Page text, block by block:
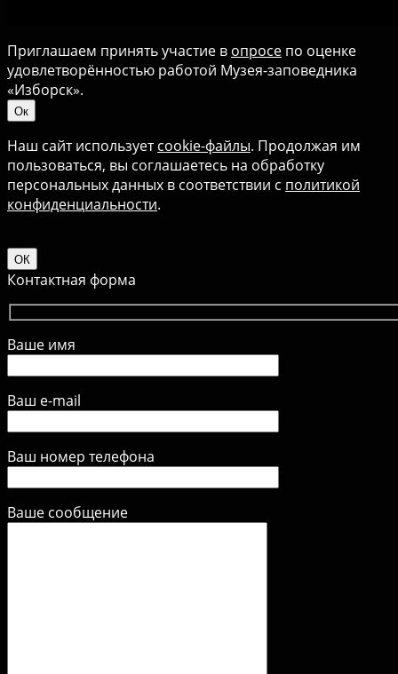
Приглашаем принять участие в опросе по оценке
удовлетворённостью работой Музея-заповедника
«‎Изборск».
Ок
Наш сайт используетcookie-файлы. Продолжая им
пользоваться, вы соглашаетесь на обработку
персональных данных в соответствии с политикой
конфиденциальности.
ОК
Контактная форма
Ваше имя
Ваш e-mail
Ваш номер телефона
Ваше сообщение